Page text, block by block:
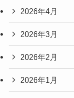
2026年4月
2026年3月
2026年2月
2026年1月